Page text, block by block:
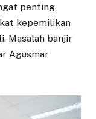
penting,
kepemilikan
Masalah banjir
Agusmar